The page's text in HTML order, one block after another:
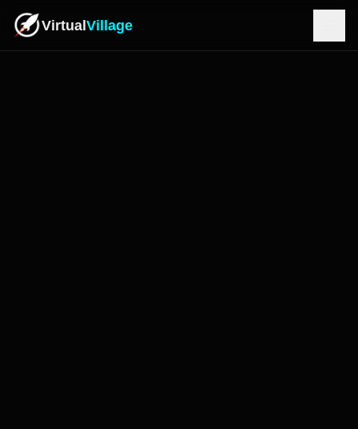
VirtualVillage